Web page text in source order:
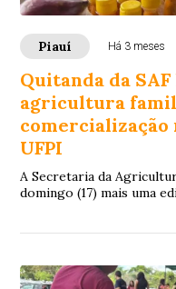
Piauí Há 3 meses
Quitanda da
agricultura
comercialização
UFPI
A Secretaria da
domingo (17) mais uma